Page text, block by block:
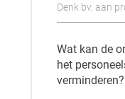
Wat kan de
het
verminderen?